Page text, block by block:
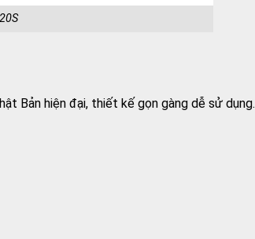
Bản hiện đại, thiết kế gọn gàng dễ sử dụng.